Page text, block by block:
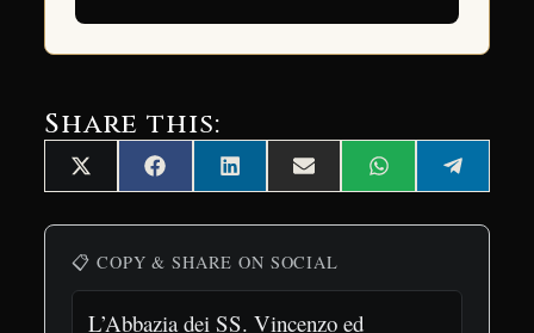
Share this:
Share
on
X
(Twitter)
Share
on
FacebookShare
on
LinkedInShare
on
Email Share
on
WhatsAppShare
on
📋 COPY & SHARE ON SOCIAL